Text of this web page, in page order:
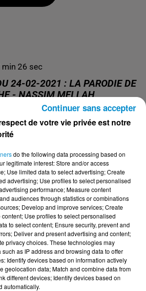
26 sec
24-02-2021 : LA PARODIE DE
- NASSIM MELLAH
Mona et Wahid
de votre vie privée est notre
do the following data processing based on
legitimate interest: Store and/or access
Use limited data to select advertising; Create
advertising; Use profiles to select personalised
performance; Measure content
audiences through statistics or combinations
Develop and improve services; Create
Use profiles to select personalised
to select content; Ensure security, prevent and
Deliver and present advertising and content;
privacy choices. These technologies may
as IP address and browsing data to offer
Identify devices based on information actively
geolocation data; Match and combine data from
different devices; Identify devices based on
automatically.
Continuer sans accepter